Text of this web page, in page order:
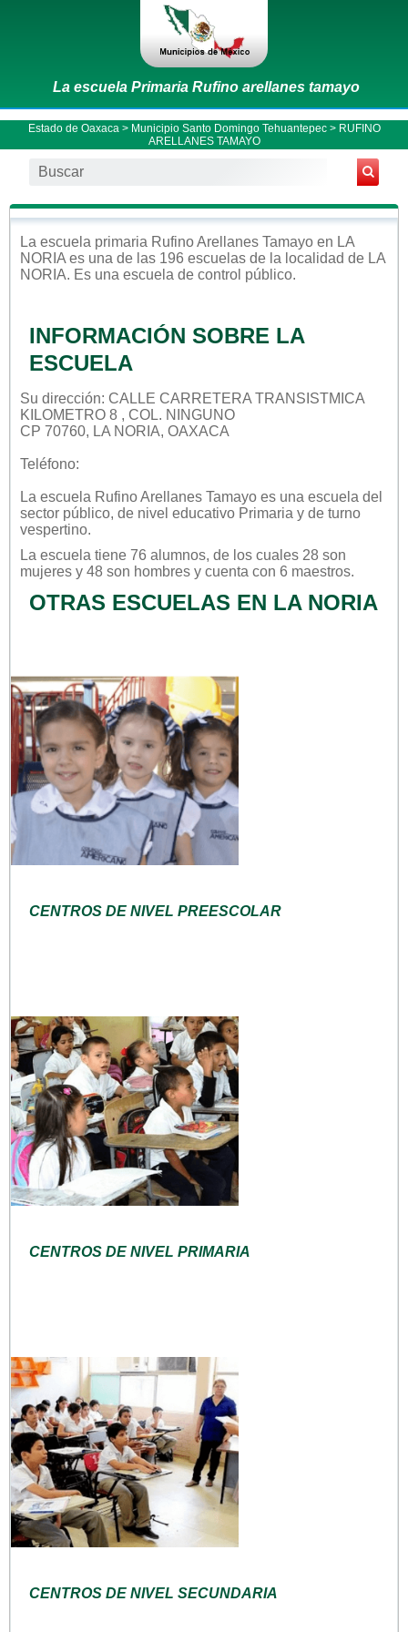
La escuela Primaria Rufino arellanes tamayo
Estado de Oaxaca > Municipio Santo Domingo Tehuantepec> RUFINO
ARELLANES TAMAYO
La escuela primaria Rufino Arellanes Tamayo en LA
NORIA es una de las 196 escuelas de la localidad de LA
NORIA. Es una escuela de control público.
INFORMACIÓN SOBRE LA
ESCUELA
Su dirección: CALLE CARRETERA TRANSISTMICA
KILOMETRO 8 , COL. NINGUNO
CP 70760, LA NORIA, OAXACA
Teléfono:
La escuela Rufino Arellanes Tamayo es una escuela del
sector público, de nivel educativo Primaria y de turno
vespertino.
La escuela tiene 76 alumnos, de los cuales 28 son
mujeres y 48 son hombres y cuenta con 6 maestros.
OTRAS ESCUELAS EN LA NORIA
CENTROS DE NIVEL PREESCOLAR
CENTROS DE NIVEL PRIMARIA
CENTROS DE NIVEL SECUNDARIA